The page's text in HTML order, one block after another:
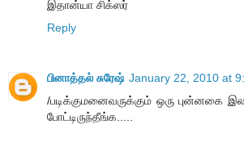
இதான்யா சிக்ஸர்
Reply
பினாத்தல் சுரேஷ் January 22, 2010 at
/படிக்குமனைவருக்கும் ஒரு புன்னகை
போட்டிருந்தீங்க.....